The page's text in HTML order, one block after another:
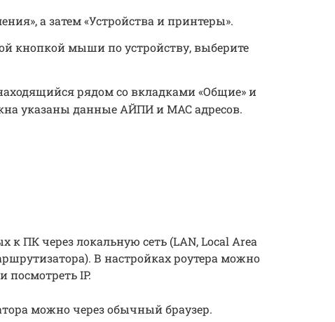
а затем «Устройства и принтеры».
кнопкой мыши по устройству, выберите
рядом со вкладками «Общие» и
указаны данные АЙПИ и MAC адресов.
к ПК через локальную сеть (LAN, Local Area
В настройках роутера можно
IP.
можно через обычный браузер.